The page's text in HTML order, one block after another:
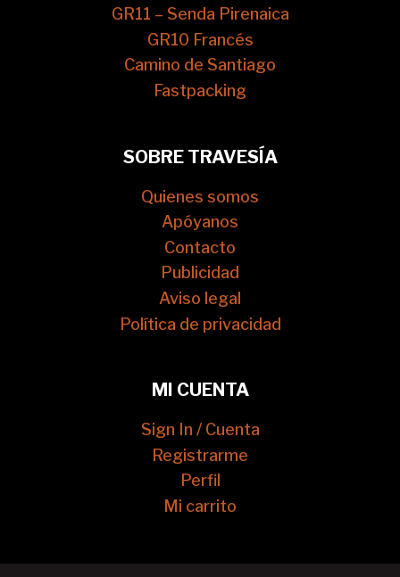
GR11 – Senda Pirenaica
GR10 Francés
Camino de Santiago
Fastpacking
SOBRE TRAVESÍA
Quienes somos
Apóyanos
Contacto
Publicidad
Aviso legal
Política de privacidad
MI CUENTA
Sign In / Cuenta
Registrarme
Perfil
Mi carrito